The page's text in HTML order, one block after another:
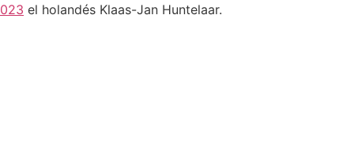
el holandés Klaas-Jan Huntelaar.